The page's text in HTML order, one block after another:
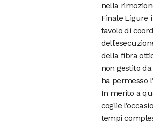
nella
Finale Ligure
tavolo di
della fibra
non gestito
ha permesso
In merito a
coglie
tempi